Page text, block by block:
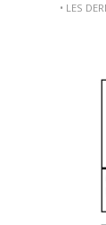
• LES